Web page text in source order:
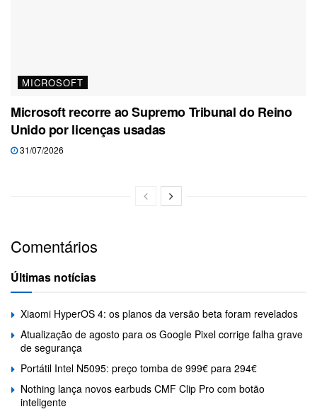
MICROSOFT
Microsoft recorre ao Supremo Tribunal do Reino
Unido por licenças usadas
31/07/2026
Comentários
Últimas notícias
Xiaomi HyperOS 4: os planos da versão beta foram revelados
Atualização de agosto para os Google Pixel corrige falha grave
de segurança
Portátil Intel N5095: preço tomba de 999€ para 294€
Nothing lança novos earbuds CMF Clip Pro com botão
inteligente